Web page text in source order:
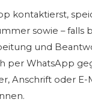
kontaktierst,
sowie – falls
und
per WhatsApp
Anschrift oder E-